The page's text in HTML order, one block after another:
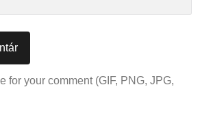
for your comment (GIF, PNG, JPG,